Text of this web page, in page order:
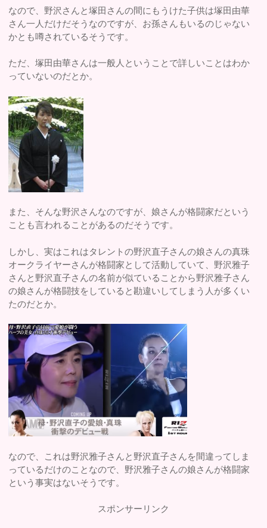
なので、野沢さんと塚田さんの間にもうけた子供は塚田由華
さん一人だけだそうなのですが、お孫さんもいるのじゃない
かとも噂されているそうです。
ただ、塚田由華さんは一般人ということで詳しいことはわか
っていないのだとか。
また、そんな野沢さんなのですが、娘さんが格闘家だという
ことも言われることがあるのだそうです。
しかし、実はこれはタレントの野沢直子さんの娘さんの真珠
オークライヤーさんが格闘家として活動していて、野沢雅子
さんと野沢直子さんの名前が似ていることから野沢雅子さん
の娘さんが格闘技をしていると勘違いしてしまう人が多くい
たのだとか。
なので、これは野沢雅子さんと野沢直子さんを間違ってしま
っているだけのことなので、野沢雅子さんの娘さんが格闘家
という事実はないそうです。
スポンサーリンク